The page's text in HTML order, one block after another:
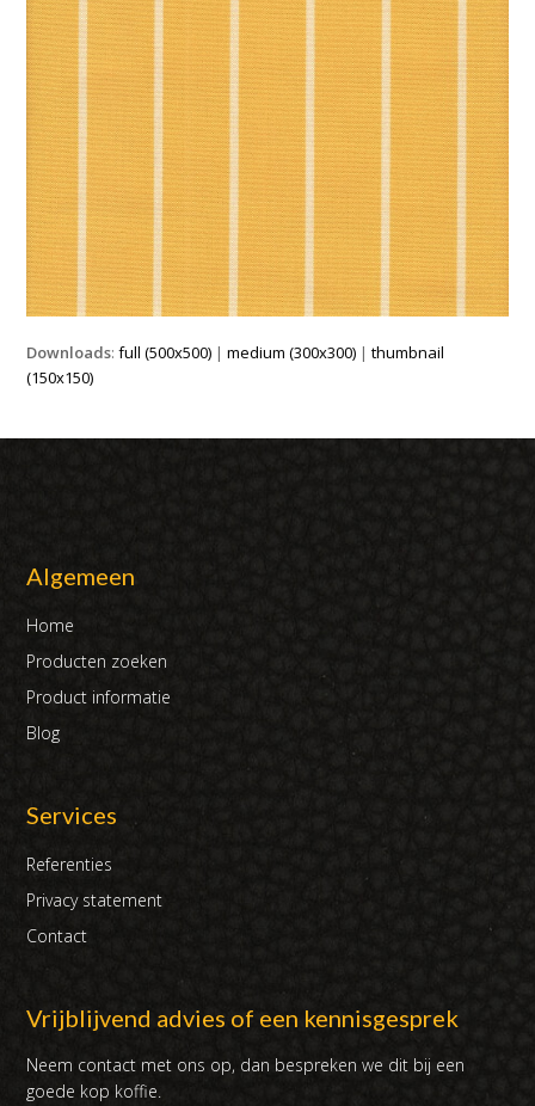
Downloads:full (500x500) |medium (300x300) |thumbnail
(150x150)
Algemeen
Home
Producten zoeken
Product informatie
Blog
Services
Referenties
Privacy statement
Contact
Vrijblijvend advies of een kennisgesprek
Neem contact met ons op, dan bespreken we dit bij een
goede kop koffie.